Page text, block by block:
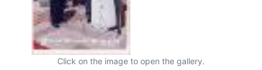
Click on the image to open the gallery.